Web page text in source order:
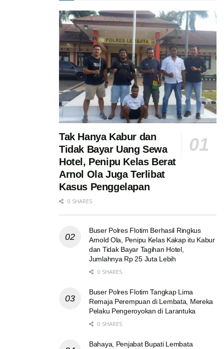
Tak Hanya Kabur dan
Tidak Bayar Uang Sewa
Hotel, Penipu Kelas Berat
Arnol Ola Juga Terlibat
Kasus Penggelapan
0 SHARES
Buser Polres Flotim Berhasil Ringkus
Arnold Ola, Penipu Kelas Kakap itu Kabur
dan Tidak Bayar Tagihan Hotel,
Jumlahnya Rp 25 Juta Lebih
0 SHARES
Buser Polres Flotim Tangkap Lima
Remaja Perempuan di Lembata, Mereka
Pelaku Pengeroyokan di Larantuka
0 SHARES
Bahaya, Penjabat Bupati Lembata